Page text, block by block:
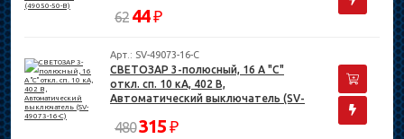
62 44₽
Арт.: SV-49073-16-C
СВЕТОЗАР 3-полюсный, 16 A "C"
откл. сп. 10 кА, 402 В,
Автоматический выключатель (SV-
480315 ₽